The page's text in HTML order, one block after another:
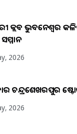
କ୍ଲବ ଭୁବନେଶ୍ୱର
2026
ଚନ୍ଦ୍ରଶେଖରପୁର
2026